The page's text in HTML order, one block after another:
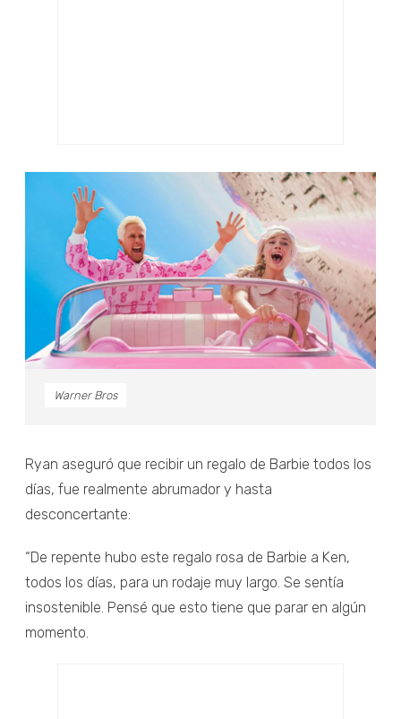
Warner Bros
Ryan aseguró que recibir un regalo de Barbie todos los
días, fue realmente abrumador y hasta
desconcertante:
“De repente hubo este regalo rosa de Barbie a Ken,
todos los días, para un rodaje muy largo. Se sentía
insostenible. Pensé que esto tiene que parar en algún
momento.